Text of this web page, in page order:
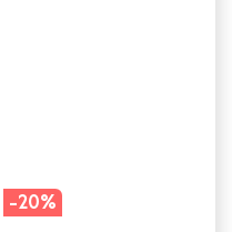
-20%